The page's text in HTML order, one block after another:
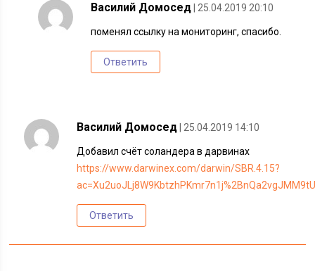
Василий Домосед | 25.04.2019 20:10
поменял ссылку на мониторинг, спасибо.
Ответить
Василий Домосед | 25.04.2019 14:10
Добавил счёт соландера в дарвинах
https://www.darwinex.com/darwin/SBR.4.15?
Ответить